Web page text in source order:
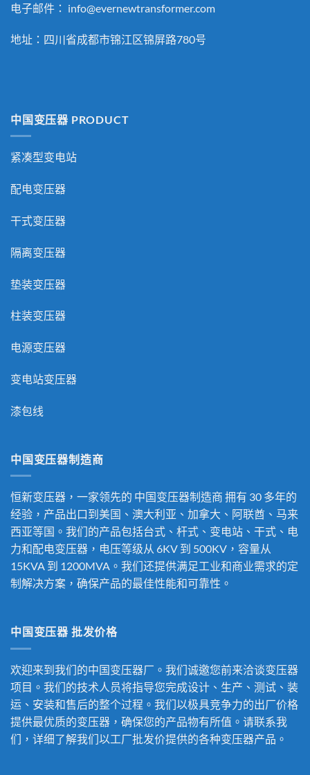
电子邮件： info@evernewtransformer.com
地址：四川省成都市锦江区锦屏路780号
中国变压器 PRODUCT
紧凑型变电站
配电变压器
干式变压器
隔离变压器
垫装变压器
柱装变压器
电源变压器
变电站变压器
漆包线
中国变压器制造商
恒新变压器，一家领先的 中国变压器制造商 拥有 30 多年的
经验，产品出口到美国、澳大利亚、加拿大、阿联酋、马来
西亚等国。我们的产品包括台式、杆式、变电站、干式、电
力和配电变压器，电压等级从 6KV 到 500KV，容量从
15KVA 到 1200MVA。我们还提供满足工业和商业需求的定
制解决方案，确保产品的最佳性能和可靠性。
中国变压器 批发价格
欢迎来到我们的中国变压器厂。我们诚邀您前来洽谈变压器
项目。我们的技术人员将指导您完成设计、生产、测试、装
运、安装和售后的整个过程。我们以极具竞争力的出厂价格
提供最优质的变压器，确保您的产品物有所值。请联系我
们，详细了解我们以工厂批发价提供的各种变压器产品。